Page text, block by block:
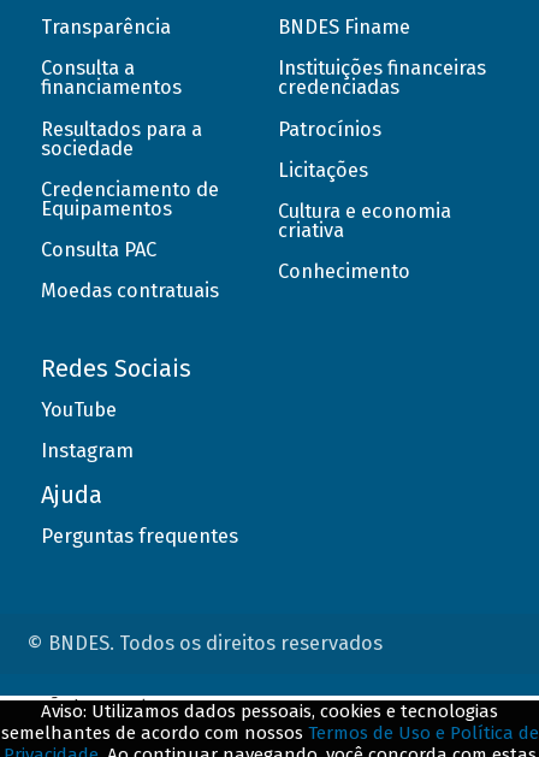
Transparência
Consulta a
financiamentos
Resultados para a
sociedade
Credenciamento de
Equipamentos
Consulta PAC
Moedas contratuais
BNDES Finame
Instituições financeiras
credenciadas
Patrocínios
Licitações
Cultura e economia
criativa
Conhecimento
Redes Sociais
YouTube
Instagram
Ajuda
Perguntas frequentes
© BNDES. Todos os direitos reservados
Aviso: Utilizamos dados pessoais, cookies e tecnologias
semelhantes de acordo com nossos Termos de Uso e Política de
ConteÃºdo complementar
${title}${badge}